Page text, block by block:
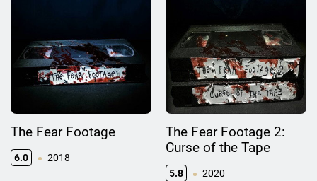
The Fear Footage
6.0 2018
The Fear Footage 2:
Curse of the Tape
5.8 2020